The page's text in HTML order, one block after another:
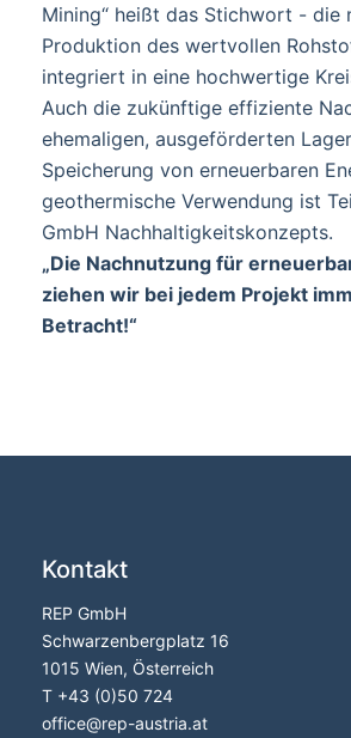
Mining“ heißt das Stichwort - die
Produktion des wertvollen
integriert in eine hochwertige
Auch die zukünftige effiziente
ehemaligen, ausgeförderten
Speicherung von erneuerbaren
geothermische Verwendung ist
GmbH Nachhaltigkeitskonzepts.
„Die Nachnutzung für
ziehen wir bei jedem Projekt
Betracht!“
Kontakt
REP GmbH
Schwarzenbergplatz 16
1015 Wien, Österreich
T +43 (0)50 724
office@rep-austria.at